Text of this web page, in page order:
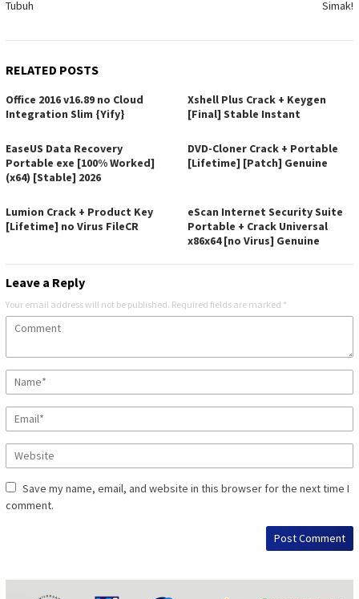
Tubuh Simak!
RELATED POSTS
Office 2016 v16.89 no Cloud
Integration Slim {Yify}
Xshell Plus Crack + Keygen
[Final] Stable Instant
EaseUS Data Recovery
Portable exe [100% Worked]
(x64) [Stable] 2026
DVD-Cloner Crack + Portable
[Lifetime] [Patch] Genuine
Lumion Crack + Product Key
[Lifetime] no Virus FileCR
eScan Internet Security Suite
Portable + Crack Universal
x86x64 [no Virus] Genuine
Leave a Reply
Your email address will not be published. Required fields are marked *
Save my name, email, and website in this browser for the next time I
comment.